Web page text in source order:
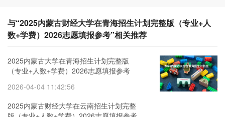
与“2025内蒙古财经大学在青海招生计划完整版（专业+人
数+学费）2026志愿填报参考”相关推荐
2025内蒙古大学在青海招生计划完整版
（专业+人数+学费）2026志愿填报参考
2026-04-04 11:42:56
2025内蒙古财经大学在云南招生计划完整